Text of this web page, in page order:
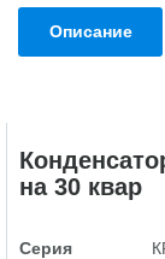
Описание
на 30 квар
Серия